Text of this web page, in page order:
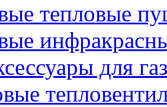
тепловые
для